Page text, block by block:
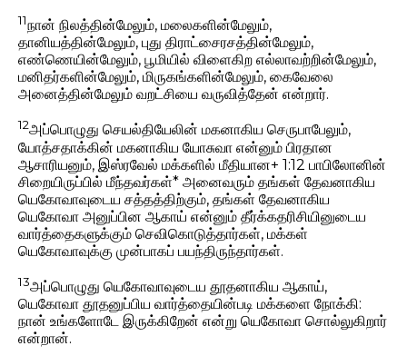
11நான் நிலத்தின்மேலும், மலைகளின்மேலும்,
தானியத்தின்மேலும், புது திராட்சைரசத்தின்மேலும்,
எண்ணெயின்மேலும், பூமியில் விளைகிற எல்லாவற்றின்மேலும்,
மனிதர்களின்மேலும், மிருகங்களின்மேலும், கைவேலை
அனைத்தின்மேலும் வறட்சியை வருவித்தேன் என்றார்.
12அப்பொழுது செயல்தியேலின் மகனாகிய செருபாபேலும்,
யோத்சதாக்கின் மகனாகிய யோசுவா என்னும் பிரதான
ஆசாரியனும், இஸ்ரவேல் மக்களில் மீதியான+ 1:12 பாபிலோனின்
சிறையிருப்பில் மீந்தவர்கள்* அனைவரும் தங்கள் தேவனாகிய
யெகோவாவுடைய சத்தத்திற்கும், தங்கள் தேவனாகிய
யெகோவா அனுப்பின ஆகாய் என்னும் தீர்க்கதரிசியினுடைய
வார்த்தைகளுக்கும் செவிகொடுத்தார்கள், மக்கள்
யெகோவாவுக்கு முன்பாகப் பயந்திருந்தார்கள்.
13அப்பொழுது யெகோவாவுடைய தூதனாகிய ஆகாய்,
யெகோவா தூதனுப்பிய வார்த்தையின்படி மக்களை நோக்கி:
நான் உங்களோடே இருக்கிறேன் என்று யெகோவா சொல்லுகிறார்
என்றான்.